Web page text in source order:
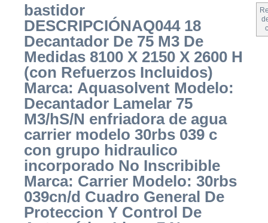
bastidor
DESCRIPCIÓNAQ044 18
Decantador De 75 M3 De
Medidas 8100 X 2150 X 2600 H
(con Refuerzos Incluidos)
Marca: Aquasolvent Modelo:
Decantador Lamelar 75
M3/hS/N enfriadora de agua
carrier modelo 30rbs 039 c
con grupo hidraulico
incorporado No Inscribible
Marca: Carrier Modelo: 30rbs
039cn/d Cuadro General De
Proteccion Y Control De